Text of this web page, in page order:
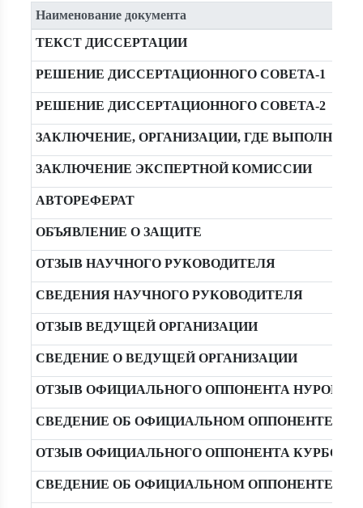
Наименование документа
ТЕКСТ ДИССЕРТАЦИИ
РЕШЕНИЕ ДИССЕРТАЦИОННОГО СОВЕТА-1
РЕШЕНИЕ ДИССЕРТАЦИОННОГО СОВЕТА-2
ЗАКЛЮЧЕНИЕ, ОРГАНИЗАЦИИ, ГДЕ
ЗАКЛЮЧЕНИЕ ЭКСПЕРТНОЙ КОМИССИИ
АВТОРЕФЕРАТ
ОБЪЯВЛЕНИЕ О ЗАЩИТЕ
ОТЗЫВ НАУЧНОГО РУКОВОДИТЕЛЯ
СВЕДЕНИЯ НАУЧНОГО РУКОВОДИТЕЛЯ
ОТЗЫВ ВЕДУЩЕЙ ОРГАНИЗАЦИИ
СВЕДЕНИЕ О ВЕДУЩЕЙ ОРГАНИЗАЦИИ
ОТЗЫВ ОФИЦИАЛЬНОГО ОППОНЕНТА НУРОВ
СВЕДЕНИЕ ОБ ОФИЦИАЛЬНОМ ОППОНЕНТЕ
ОТЗЫВ ОФИЦИАЛЬНОГО ОППОНЕНТА
СВЕДЕНИЕ ОБ ОФИЦИАЛЬНОМ ОППОНЕНТЕ